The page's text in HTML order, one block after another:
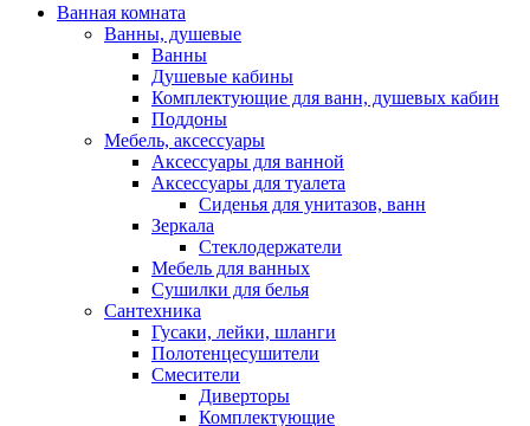
Ванная комната
Ванны, душевые
Ванны
Душевые кабины
Комплектующие для ванн, душевых кабин
Поддоны
Мебель, аксессуары
Аксессуары для ванной
Аксессуары для туалета
Сиденья для унитазов, ванн
Зеркала
Стеклодержатели
Мебель для ванных
Сушилки для белья
Сантехника
Гусаки, лейки, шланги
Полотенцесушители
Смесители
Диверторы
Комплектующие